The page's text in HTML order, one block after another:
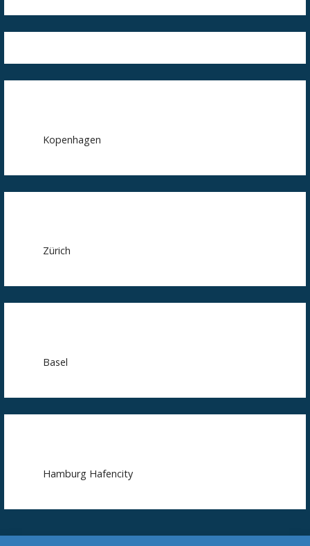
Kopenhagen
Zürich
Basel
Hamburg Hafencity